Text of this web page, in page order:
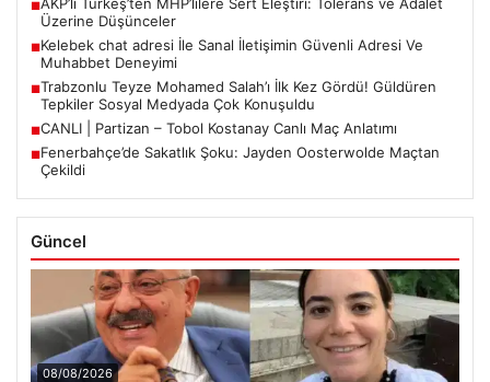
■
Üzerine Düşünceler
■Kelebek chat adresi İle Sanal İletişimin Güvenli Adresi Ve
Muhabbet Deneyimi
■Trabzonlu Teyze Mohamed Salah’ı İlk Kez Gördü! Güldüren
Tepkiler Sosyal Medyada Çok Konuşuldu
■CANLI | Partizan – Tobol Kostanay Canlı Maç Anlatımı
■Fenerbahçe’de Sakatlık Şoku: Jayden Oosterwolde Maçtan
Çekildi
Güncel
08/08/2026